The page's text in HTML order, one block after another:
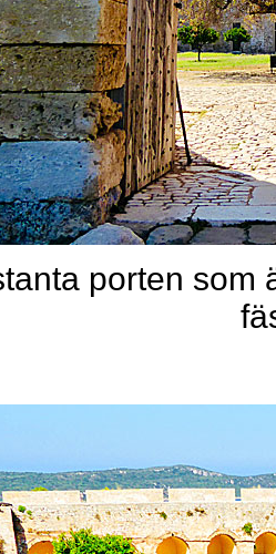
porten som